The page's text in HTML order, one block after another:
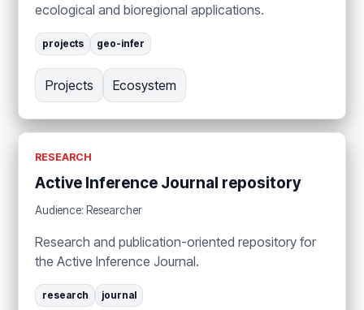
ecological and bioregional applications.
projects geo-infer
Projects Ecosystem
RESEARCH
Active Inference Journal repository
Audience: Researcher
Research and publication-oriented repository for
the Active Inference Journal.
research journal